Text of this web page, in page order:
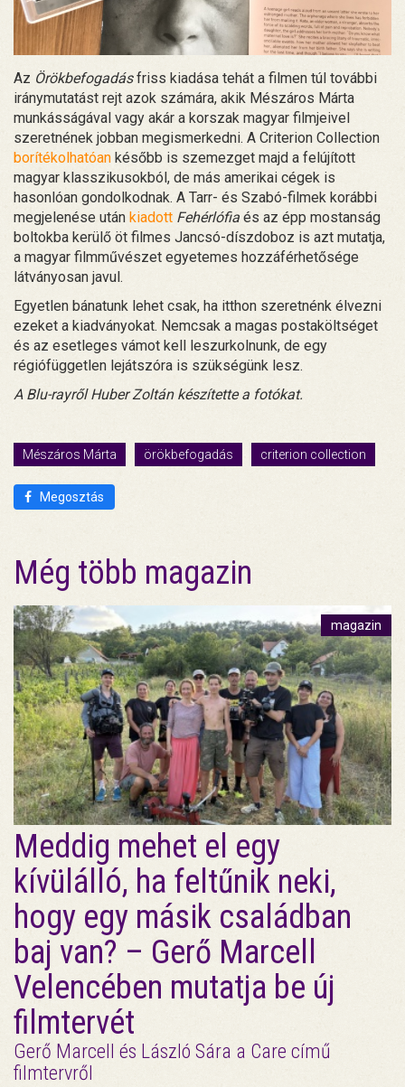
Az Örökbefogadásfriss kiadása tehát a filmen túl további
iránymutatást rejt azok számára, akik Mészáros Márta
munkásságával vagy akár a korszak magyar filmjeivel
szeretnének jobban megismerkedni. A Criterion Collection
borítékolhatóan később is szemezget majd a felújított
magyar klasszikusokból, de más amerikai cégek is
hasonlóan gondolkodnak. A Tarr- és Szabó-filmek korábbi
megjelenése után kiadott Fehérlófia és az épp mostanság
boltokba kerülő öt filmes Jancsó-díszdoboz is azt mutatja,
a magyar filmművészet egyetemes hozzáférhetősége
látványosan javul.
Egyetlen bánatunk lehet csak, ha itthon szeretnénk élvezni
ezeket a kiadványokat. Nemcsak a magas postaköltséget
és az esetleges vámot kell leszurkolnunk, de egy
régiófüggetlen lejátszóra is szükségünk lesz.
A Blu-rayről Huber Zoltán készítette a fotókat.
Mészáros Márta örökbefogadás criterion collection
Megosztás
Még több magazin
magazin
Meddig mehet el egy
kívülálló, ha feltűnik neki,
hogy egy másik családban
baj van? – Gerő Marcell
Velencében mutatja be új
filmtervét
Gerő Marcell és László Sára a Care című
filmtervről